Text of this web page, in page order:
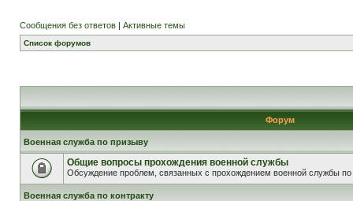
Сообщения без ответов | Активные темы
Список форумов
Форум
Военная служба по призыву
Общие вопросы прохождения военной службы
Обсуждение проблем, связанных с прохождением военной службы по
Военная служба по контракту